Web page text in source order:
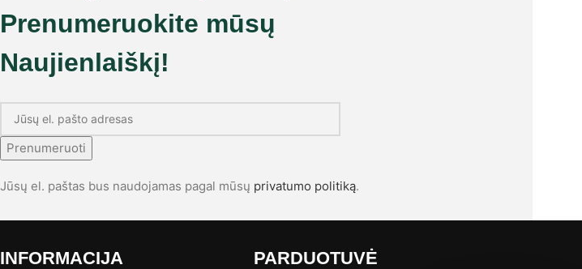
Prenumeruokite mūsų
Naujienlaiškį!
Prenumeruoti
Jūsų el. paštas bus naudojamas pagal mūsų privatumo politiką.
INFORMACIJA PARDUOTUVĖ